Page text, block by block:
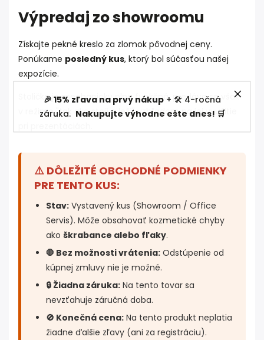
🎉 15% zľava na prvý nákup+ 🛠️ 4-ročná
záruka. Nakupujte výhodne ešte dnes! 🛒
Výpredaj zo showroomu
Získajte pekné kreslo za zlomok pôvodnej ceny.
Ponúkame posledný kus, ktorý bol súčasťou našej
expozície.
Stolička je mechanicky plne funkčná, predáva sa však
v režime "tak ako stojí a leží" vzhľadom na jej využitie
⚠️ DÔLEŽITÉ OBCHODNÉ PODMIENKY
PRE TENTO KUS:
Stav: Vystavený kus (Showroom / Office
Servis). Môže obsahovať kozmetické chyby
ako škrabance alebo fľaky.
🛑 Bez možnosti vrátenia: Odstúpenie od
kúpnej zmluvy nie je možné.
🔒 Žiadna záruka: Na tento tovar sa
nevzťahuje záručná doba.
🚫 Konečná cena: Na tento produkt neplatia
žiadne ďalšie zľavy (ani za registráciu).